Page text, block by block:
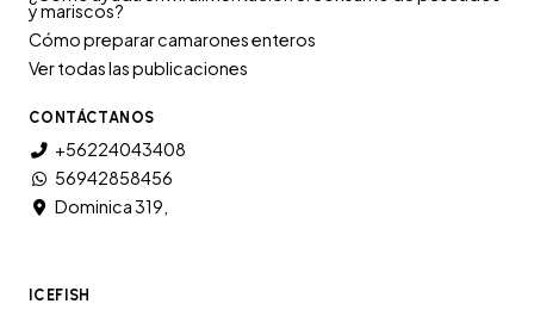
y mariscos?
Cómo preparar camarones enteros
Ver todas las publicaciones
CONTÁCTANOS
+56224043408
56942858456
Dominica 319,
ICEFISH